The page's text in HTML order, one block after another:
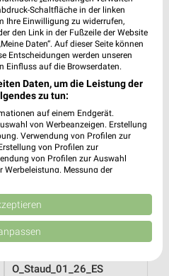
Gültig bis Sa. 22.08.
Zurbrüggen
O_Staud_01_26_ES
Schaltfläche in der linken
Ihre Einwilligung zu widerrufen,
den Link in der Fußzeile der Website
Daten“. Auf dieser Seite können
Entscheidungen werden unseren
Einfluss auf die Browserdaten.
Daten, um die Leistung der
zu tun:
auf einem Endgerät.
von Werbeanzeigen. Erstellung
Verwendung von Profilen zur
von Profilen zur
von Profilen zur Auswahl
Werbeleistung. Messung der
Quellen. Entwicklung und
reduzierter Daten zur Auswahl
Union weitergegeben und in die